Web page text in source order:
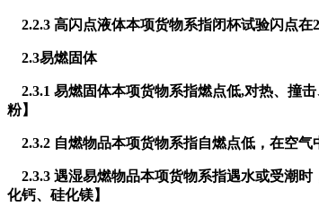
2.2.3 高闪点液体本项货物系指闭杯试验闪点在
2.3易燃固体
2.3.1 易燃固体本项货物系指燃点低,对热、撞
粉】
2.3.2 自燃物品本项货物系指自燃点低，在空气
2.3.3 遇湿易燃物品本项货物系指遇水或受潮
化钙、硅化镁】